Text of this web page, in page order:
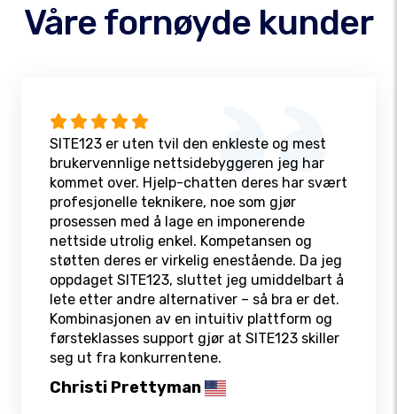
Våre fornøyde kunder
SITE123 er uten tvil den enkleste og mest
brukervennlige nettsidebyggeren jeg har
kommet over. Hjelp-chatten deres har svært
profesjonelle teknikere, noe som gjør
prosessen med å lage en imponerende
nettside utrolig enkel. Kompetansen og
støtten deres er virkelig enestående. Da jeg
oppdaget SITE123, sluttet jeg umiddelbart å
lete etter andre alternativer – så bra er det.
Kombinasjonen av en intuitiv plattform og
førsteklasses support gjør at SITE123 skiller
seg ut fra konkurrentene.
Christi Prettyman